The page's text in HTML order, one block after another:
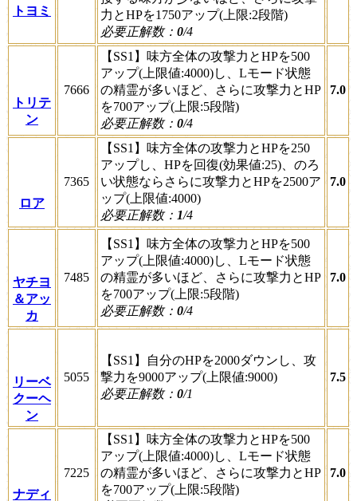
トヨミ
力とHPを1750アップ(上限:2段階)
必要正解数： 0/4
トリテ
ン
7666
【SS1】味方全体の攻撃力とHPを500
アップ(上限値:4000)し、Lモード状態
の精霊が多いほど、さらに攻撃力とHP
を700アップ(上限:5段階)
必要正解数： 0/4
7.0
ロア
7365
【SS1】味方全体の攻撃力とHPを250
アップし、HPを回復(効果値:25)、のろ
い状態ならさらに攻撃力とHPを2500ア
ップ(上限値:4000)
必要正解数： 1/4
7.0
ヤチヨ
＆アッ
カ
7485
【SS1】味方全体の攻撃力とHPを500
アップ(上限値:4000)し、Lモード状態
の精霊が多いほど、さらに攻撃力とHP
を700アップ(上限:5段階)
必要正解数： 0/4
7.0
リーベ
クーヘ
ン
5055
【SS1】自分のHPを2000ダウンし、攻
撃力を9000アップ(上限値:9000)
必要正解数： 0/1
7.5
ナディ
7225
【SS1】味方全体の攻撃力とHPを500
アップ(上限値:4000)し、Lモード状態
の精霊が多いほど、さらに攻撃力とHP
を700アップ(上限:5段階)
7.0